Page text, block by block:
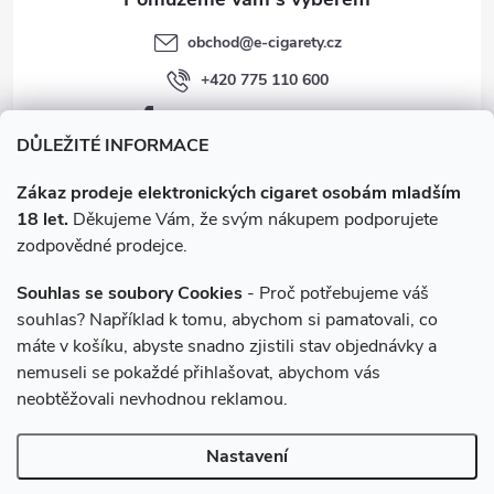
DŮLEŽITÉ INFORMACE
Zákaz prodeje elektronických cigaret osobám mladším
18 let. Děkujeme Vám, že svým nákupem podporujete
zodpovědné prodejce.
Souhlas se soubory Cookies - Proč potřebujeme váš
souhlas? Například k tomu, abychom si pamatovali, co
máte v košíku, abyste snadno zjistili stav objednávky a
nemuseli se pokaždé přihlašovat, abychom vás
neobtěžovali nevhodnou reklamou.
Nastavení
obchod@e-cigarety.cz
+420 775 110 600
facebook.com/e-cigarety.cz
Instagram
e-cigarety.cz. Všechna práva vyhrazena.
nastavení cookies